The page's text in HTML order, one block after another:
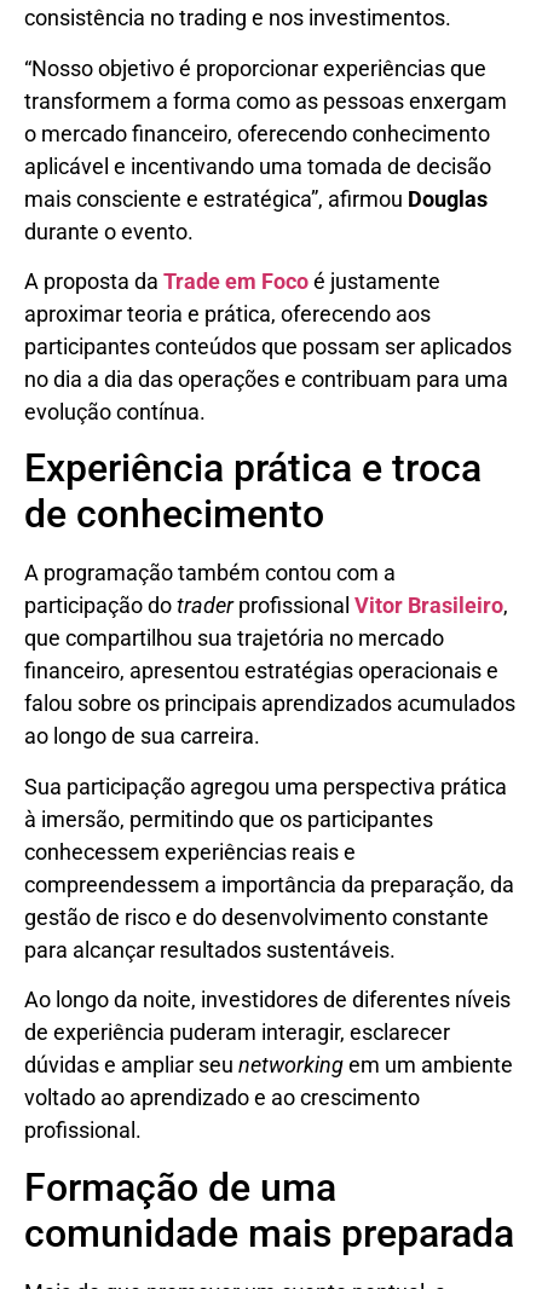
consistência no trading e nos investimentos.
“Nosso objetivo é proporcionar experiências que
transformem a forma como as pessoas enxergam
o mercado financeiro, oferecendo conhecimento
aplicável e incentivando uma tomada de decisão
mais consciente e estratégica”, afirmou Douglas
durante o evento.
A proposta da Trade em Focoé justamente
aproximar teoria e prática, oferecendo aos
participantes conteúdos que possam ser aplicados
no dia a dia das operações e contribuam para uma
evolução contínua.
Experiência prática e troca
de conhecimento
A programação também contou com a
participação dotraderprofissional Vitor Brasileiro,
que compartilhou sua trajetória no mercado
financeiro, apresentou estratégias operacionais e
falou sobre os principais aprendizados acumulados
ao longo de sua carreira.
Sua participação agregou uma perspectiva prática
à imersão, permitindo que os participantes
conhecessem experiências reais e
compreendessem a importância da preparação, da
gestão de risco e do desenvolvimento constante
para alcançar resultados sustentáveis.
Ao longo da noite, investidores de diferentes níveis
de experiência puderam interagir, esclarecer
dúvidas e ampliar seu networkingem um ambiente
voltado ao aprendizado e ao crescimento
profissional.
Formação de uma
comunidade mais preparada